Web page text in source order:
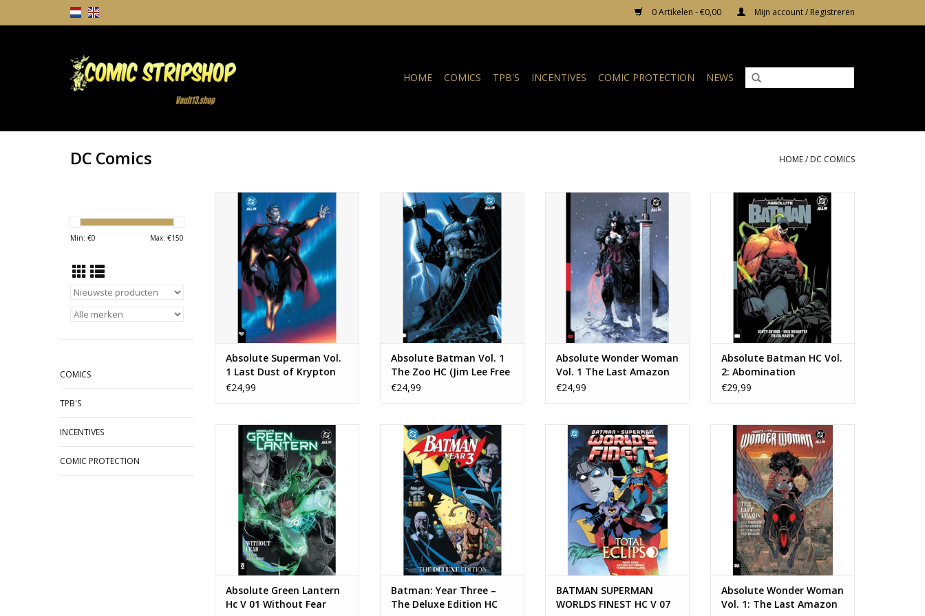
0 Artikelen - €0,00 Mijn account / Registreren
HOME COMICS TPB'S INCENTIVES COMIC PROTECTION NEWS
DC Comics HOME/ DC COMICS
Min: €0 Max: €150
COMICS
TPB'S
INCENTIVES
COMIC PROTECTION
DC COMICS Absolute Superman
Vol. 1 Last Dust of Krypton HC
(Jim Lee Free Comic Book Day
2026 Edition)
TOEVOEGEN AAN WINKELWAGEN
Absolute Superman Vol.
1 Last Dust of Krypton
HC (Jim Lee Free Comic
€24,99
DC COMICS Absolute Batman Vol.
1 The Zoo HC (Jim Lee Free
Comic Book Day 2026 Edition)
TOEVOEGEN AAN WINKELWAGEN
Absolute Batman Vol. 1
The Zoo HC (Jim Lee Free
Comic Book Day 2026
€24,99
DC COMICS Absolute Wonder
Woman Vol. 1 The Last Amazon
HC (Jim Lee Free Comic Book Day
2026 Edition)
TOEVOEGEN AAN WINKELWAGEN
Absolute Wonder Woman
Vol. 1 The Last Amazon
HC (Jim Lee Free Comic
€24,99
DC COMICS Absolute Batman HC
Vol. 2: Abomination
TOEVOEGEN AAN WINKELWAGEN
Absolute Batman HC Vol.
2: Abomination
€29,99
DC COMICS Absolute Green
Lantern Hc V 01 Without Fear
TOEVOEGEN AAN WINKELWAGEN
Absolute Green Lantern
Hc V 01 Without Fear
Batman: Year Three – The Deluxe
Edition HC
TOEVOEGEN AAN WINKELWAGEN
Batman: Year Three –
The Deluxe Edition HC
BATMAN SUPERMAN WORLDS
FINEST HC V 07 TOTAL
TOEVOEGEN AAN WINKELWAGEN
BATMAN SUPERMAN
WORLDS FINEST HC V 07
Absolute Wonder Woman Vol. 1:
The Last Amazon HC
TOEVOEGEN AAN WINKELWAGEN
Absolute Wonder Woman
Vol. 1: The Last Amazon